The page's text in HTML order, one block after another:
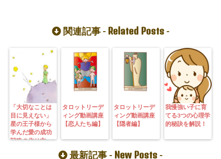
関連記事 - Related Posts-
「大切なことは
目に見えない」
星の王子様から
学んだ愛の成功
戦略の作り方
タロットリーデ
ィング動画講座
【恋人たち編】
タロットリーデ
ィング動画講座
【隠者編】
我慢強い子に育
てる3つの心理学
的秘訣を解説！
最新記事 - New Posts -